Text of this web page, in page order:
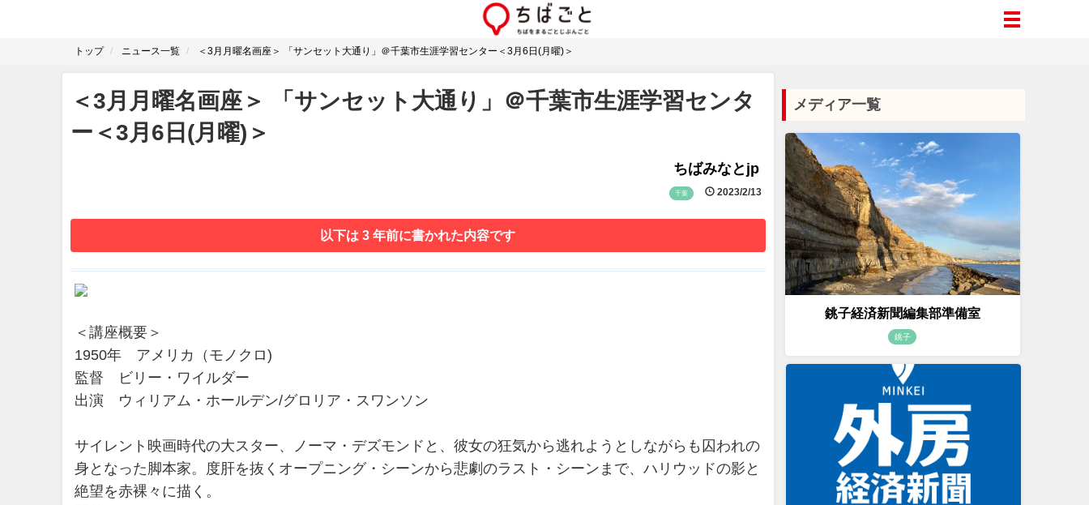
トップ ニュース一覧 ＜3月月曜名画座＞ 「サンセット大通り」＠千葉市生涯学習センター＜3月6日(月曜)＞
＜3月月曜名画座＞ 「サンセット大通り」＠千葉市生涯学習センタ
ー＜3月6日(月曜)＞
ちばみなとjp
千葉 2023/2/13
以下は 3 年前に書かれた内容です
＜講座概要＞
1950年 アメリカ（モノクロ)
監督 ビリー・ワイルダー
出演 ウィリアム・ホールデン/グロリア・スワンソン
サイレント映画時代の大スター、ノーマ・デズモンドと、彼女の狂気から逃れようとしながらも囚われの
身となった脚本家。度肝を抜くオープニング・シーンから悲劇のラスト・シーンまで、ハリウッドの影と
絶望を赤裸々に描く。
メディア一覧
銚子経済新聞編集部準備室
銚子